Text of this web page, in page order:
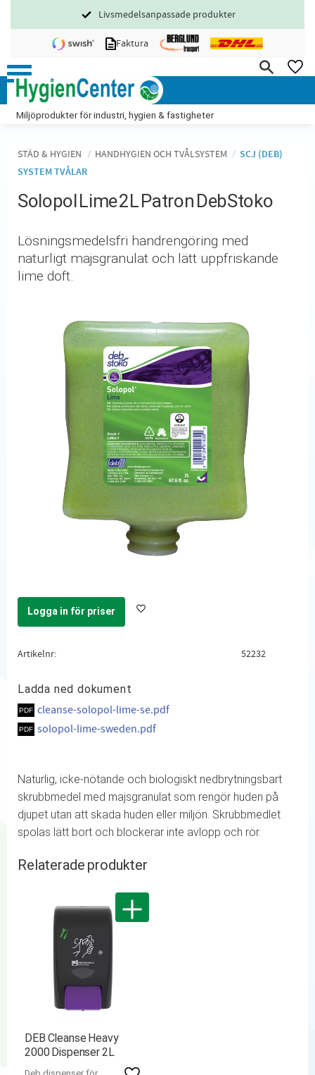
Meny
Livsmedelsanpassade produkter
Faktura
Miljöprodukter för industri, hygien & fastigheter
STÄD & HYGIEN HANDHYGIEN OCH TVÅLSYSTEM
SCJ (DEB)
SYSTEM TVÅLAR
Solopol Lime 2L Patron DebStoko
Lösningsmedelsfri handrengöring med
naturligt majsgranulat och lätt uppfriskande
lime doft.
Logga in för priser Lägg till i favoriter
Artikelnr 52232
Ladda ned dokument
cleanse-solopol-lime-se.pdf
solopol-lime-sweden.pdf
Naturlig, icke-nötande och biologiskt nedbrytningsbart
skrubbmedel med majsgranulat som rengör huden på
djupet utan att skada huden eller miljön. Skrubbmedlet
spolas lätt bort och blockerar inte avlopp och rör.
Relaterade produkter
DEB Cleanse Heavy
2000 Dispenser 2L